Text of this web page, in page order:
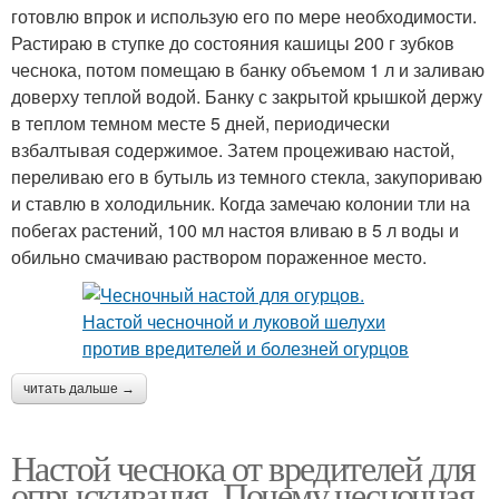
готовлю впрок и использую его по мере необходимости.
Растираю в ступке до состояния кашицы 200 г зубков
чеснока, потом помещаю в банку объемом 1 л и заливаю
доверху теплой водой. Банку с закрытой крышкой держу
в теплом темном месте 5 дней, периодически
взбалтывая содержимое. Затем процеживаю настой,
переливаю его в бутыль из темного стекла, закупориваю
и ставлю в холодильник. Когда замечаю колонии тли на
побегах растений, 100 мл настоя вливаю в 5 л воды и
обильно смачиваю раствором пораженное место.
читать дальше →
Настой чеснока от вредителей для